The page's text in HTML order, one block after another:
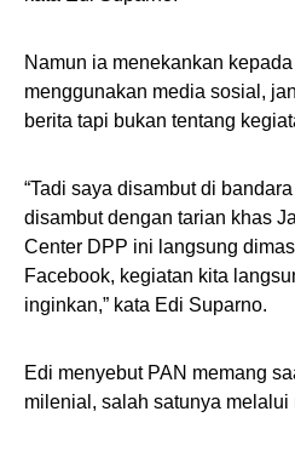
Namun ia menekankan
menggunakan media sosial,
berita tapi bukan tentang
“Tadi saya disambut di
disambut dengan tarian khas
Center DPP ini langsung
Facebook, kegiatan kita
inginkan,” kata Edi Suparno.
Edi menyebut PAN memang
milenial, salah satunya melalui